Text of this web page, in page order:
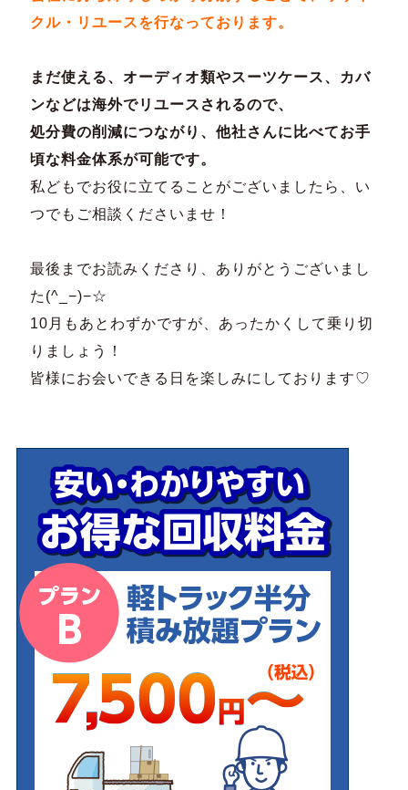
クル・リユースを行なっております。
まだ使える、オーディオ類やスーツケース、カバ
ンなどは海外でリユースされるので、
処分費の削減につながり、他社さんに比べてお手
頃な料金体系が可能です。
私どもでお役に立てることがございましたら、い
つでもご相談くださいませ！
最後までお読みくださり、ありがとうございまし
た(^_−)−☆
10月もあとわずかですが、あったかくして乗り切
りましょう！
皆様にお会いできる日を楽しみにしております♡